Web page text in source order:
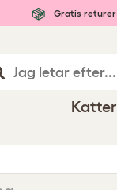
Gratis returer
Katter